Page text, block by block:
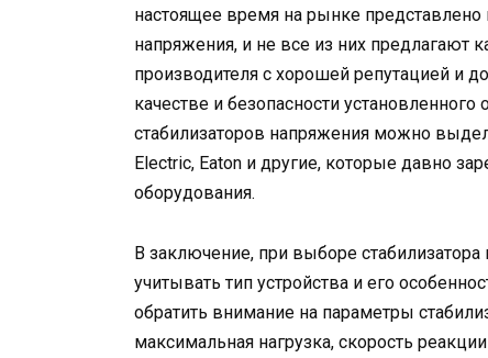
настоящее время на рынке
напряжения, и не все из них
производителя с хорошей репутацией и
качестве и безопасности
стабилизаторов напряжения можно
Electric, Eaton и другие, которые давно
оборудования.
В заключение, при выборе
учитывать тип устройства и его
обратить внимание на параметры
максимальная нагрузка, скорость